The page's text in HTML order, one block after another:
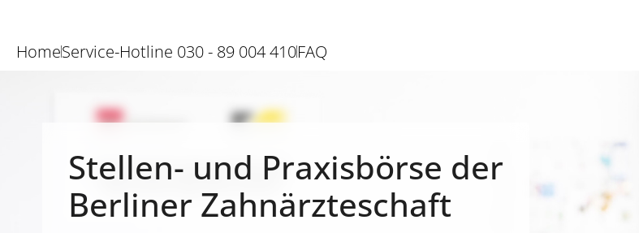
HomeService-Hotline 030 - 89 004 410FAQ
Stellen- und Praxisbörse der
Berliner Zahnärzteschaft